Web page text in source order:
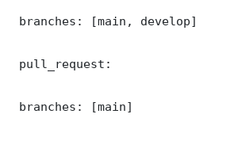
branches: [main, develop]
pull_request:
branches: [main]